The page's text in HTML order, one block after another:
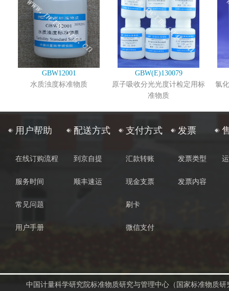
GBW12001
水质浊度标准物质
GBW(E)130079
原子吸收分光光度计检定用标
准物质
氯
用户帮助
在线订购流程
服务时间
常见问题
用户手册
配送方式
到京自提
顺丰速运
支付方式
汇款转账
现金支票
刷卡
微信支付
发票
发票类型
发票内容
中国计量科学研究院标准物质研究与管理中心（国家标准物质